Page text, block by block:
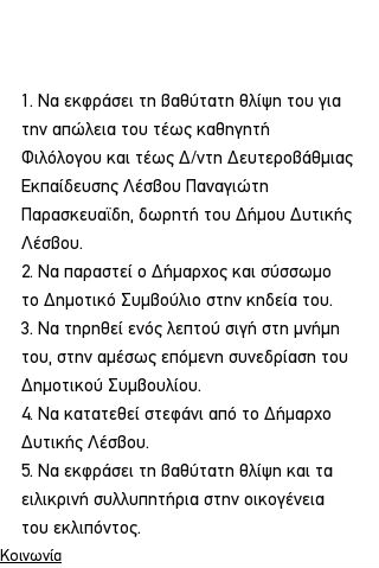
1. Να εκφράσει τη βαθύτατη θλίψη του για
την απώλεια του τέως καθηγητή
Φιλόλογου και τέως Δ/ντη Δευτεροβάθμιας
Εκπαίδευσης Λέσβου Παναγιώτη
Παρασκευαϊδη, δωρητή του Δήμου Δυτικής
Λέσβου.
2. Να παραστεί ο Δήμαρχος και σύσσωμο
το Δημοτικό Συμβούλιο στην κηδεία του.
3. Να τηρηθεί ενός λεπτού σιγή στη μνήμη
του, στην αμέσως επόμενη συνεδρίαση του
Δημοτικού Συμβουλίου.
4. Να κατατεθεί στεφάνι από το Δήμαρχο
Δυτικής Λέσβου.
5. Να εκφράσει τη βαθύτατη θλίψη και τα
ειλικρινή συλλυπητήρια στην οικογένεια
του εκλιπόντος.
Κοινωνία